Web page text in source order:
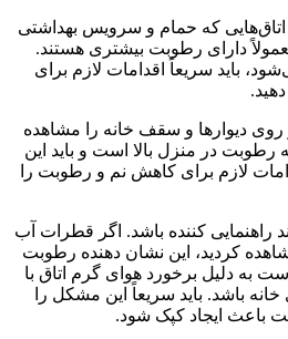
اتاق‌هایی که حمام و سرویس بهداشتی
دارای رطوبت بیشتری هستند.
باید سریعاً اقدامات لازم برای
دیوارها و سقف خانه را مشاهده
رطوبت در منزل بالا است و باید این
لازم برای کاهش نم و رطوبت را
راهنمایی کننده باشد. اگر قطرات آب
کردید، این نشان دهنده رطوبت
به دلیل برخورد هوای گرم اتاق با
باشد. باید سریعاً این مشکل را
باعث ایجاد کپک شود.